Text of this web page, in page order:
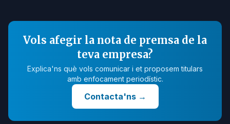
Vols afegir la nota de premsa de la
teva empresa?
Explica'ns què vols comunicar i et proposem titulars
amb enfocament periodístic.
Contacta'ns→